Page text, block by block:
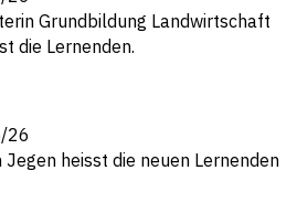
Grundbildung Landwirtschaft
die Lernenden.
heisst die neuen Lernenden